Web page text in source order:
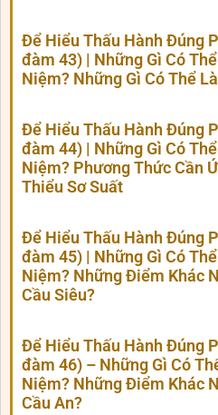
Để Hiểu Thấu Hành Đúng
đàm 43) | Những Gì Có
Niệm? Những Gì Có Thể
Để Hiểu Thấu Hành Đúng
đàm 44) | Những Gì Có
Niệm? Phương Thức Cần
Thiểu Sơ Suất
Để Hiểu Thấu Hành Đúng
đàm 45) | Những Gì Có
Niệm? Những Điểm Khác
Cầu Siêu?
Để Hiểu Thấu Hành Đúng
đàm 46) – Những Gì Có
Niệm? Những Điểm Khác
Cầu An?